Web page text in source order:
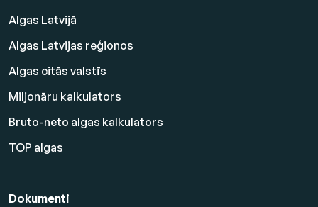
Algas Latvijā
Algas Latvijas reģionos
Algas citās valstīs
Miljonāru kalkulators
Bruto-neto algas kalkulators
TOP algas
Dokumenti